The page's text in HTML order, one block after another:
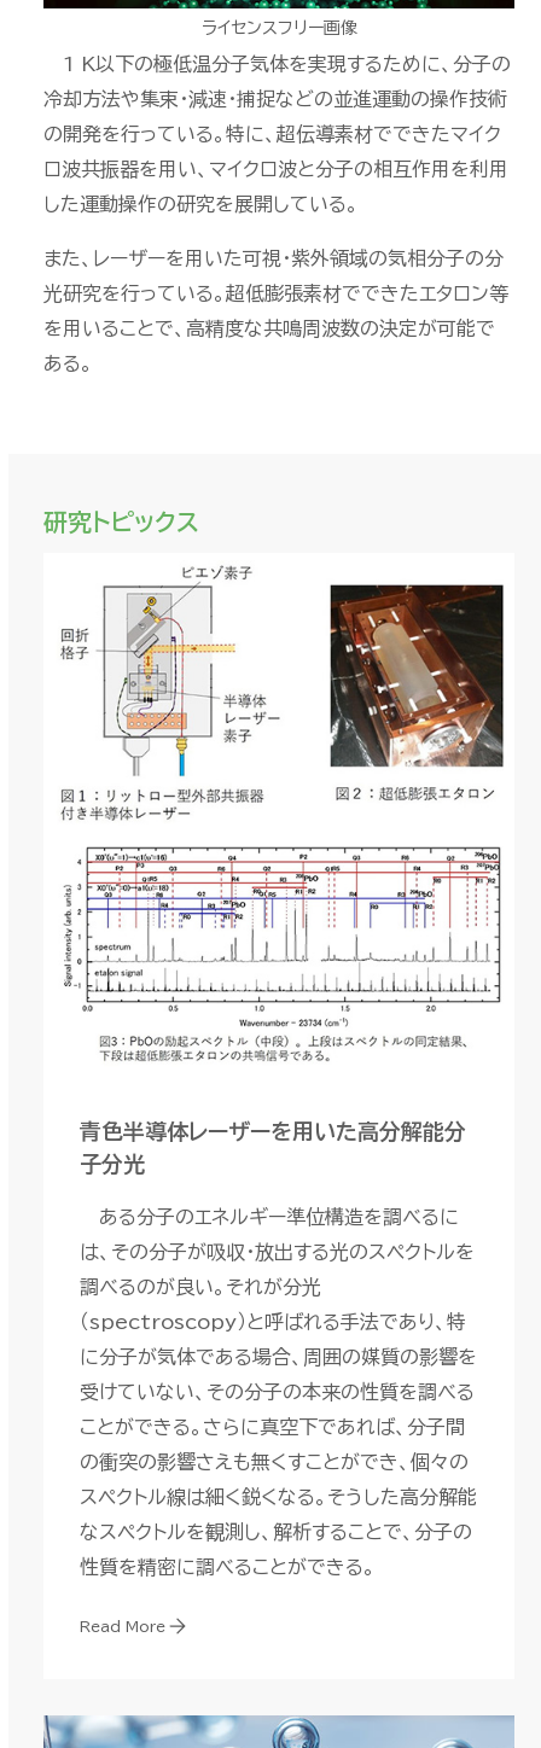
ライセンスフリー画像
1 K以下の極低温分子気体を実現するために、分子の
冷却方法や集束・減速・捕捉などの並進運動の操作技術
の開発を行っている。特に、超伝導素材でできたマイク
ロ波共振器を用い、マイクロ波と分子の相互作用を利用
した運動操作の研究を展開している。
また、レーザーを用いた可視・紫外領域の気相分子の分
光研究を行っている。超低膨張素材でできたエタロン等
を用いることで、高精度な共鳴周波数の決定が可能で
ある。
研究トピックス
青色半導体レーザーを用いた高分解能分
子分光
ある分子のエネルギー準位構造を調べるに
は、その分子が吸収・放出する光のスペクトルを
調べるのが良い。それが分光
（spectroscopy）と呼ばれる手法であり、特
に分子が気体である場合、周囲の媒質の影響を
受けていない、その分子の本来の性質を調べる
ことができる。さらに真空下であれば、分子間
の衝突の影響さえも無くすことができ、個々の
スペクトル線は細く鋭くなる。そうした高分解能
なスペクトルを観測し、解析することで、分子の
性質を精密に調べることができる。
Read More